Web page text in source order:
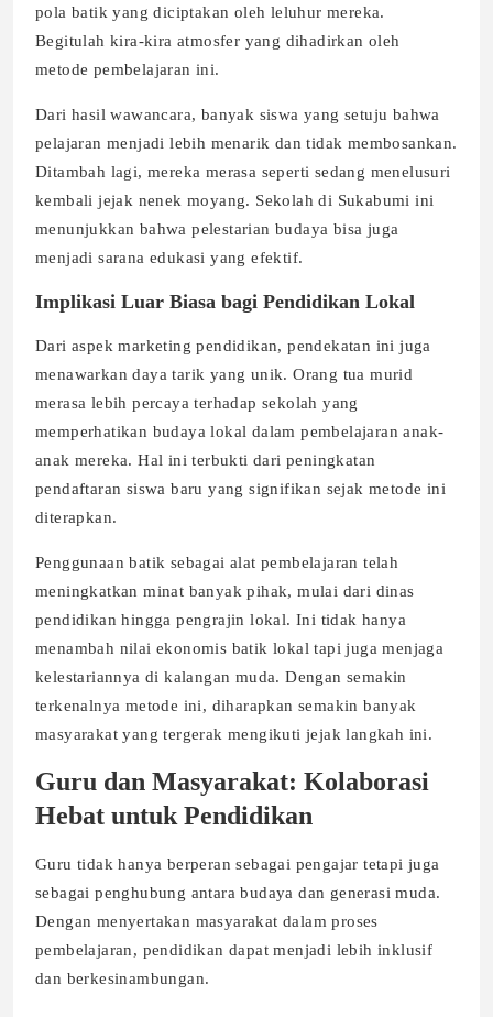
pola batik yang diciptakan oleh leluhur mereka.
Begitulah kira-kira atmosfer yang dihadirkan oleh
metode pembelajaran ini.
Dari hasil wawancara, banyak siswa yang setuju bahwa
pelajaran menjadi lebih menarik dan tidak membosankan.
Ditambah lagi, mereka merasa seperti sedang menelusuri
kembali jejak nenek moyang. Sekolah di Sukabumi ini
menunjukkan bahwa pelestarian budaya bisa juga
menjadi sarana edukasi yang efektif.
Implikasi Luar Biasa bagi Pendidikan Lokal
Dari aspek marketing pendidikan, pendekatan ini juga
menawarkan daya tarik yang unik. Orang tua murid
merasa lebih percaya terhadap sekolah yang
memperhatikan budaya lokal dalam pembelajaran anak-
anak mereka. Hal ini terbukti dari peningkatan
pendaftaran siswa baru yang signifikan sejak metode ini
diterapkan.
Penggunaan batik sebagai alat pembelajaran telah
meningkatkan minat banyak pihak, mulai dari dinas
pendidikan hingga pengrajin lokal. Ini tidak hanya
menambah nilai ekonomis batik lokal tapi juga menjaga
kelestariannya di kalangan muda. Dengan semakin
terkenalnya metode ini, diharapkan semakin banyak
masyarakat yang tergerak mengikuti jejak langkah ini.
Guru dan Masyarakat: Kolaborasi
Hebat untuk Pendidikan
Guru tidak hanya berperan sebagai pengajar tetapi juga
sebagai penghubung antara budaya dan generasi muda.
Dengan menyertakan masyarakat dalam proses
pembelajaran, pendidikan dapat menjadi lebih inklusif
dan berkesinambungan.